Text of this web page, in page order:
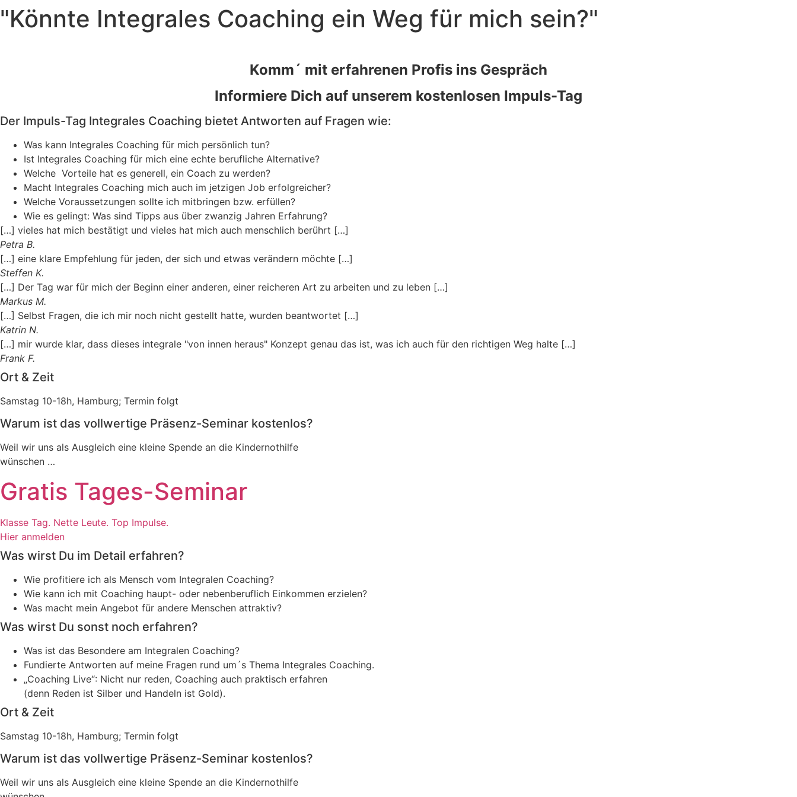
"Könnte Integrales Coaching ein Weg für mich sein?"
Komm´ mit erfahrenen Profis ins Gespräch
Informiere Dich auf unserem kostenlosen Impuls-Tag
Der Impuls-Tag Integrales Coaching bietet Antworten auf Fragen wie:
Was kann Integrales Coaching für mich persönlich tun?
Ist Integrales Coaching für mich eine echte berufliche Alternative?
Welche Vorteile hat es generell, ein Coach zu werden?
Macht Integrales Coaching mich auch im jetzigen Job erfolgreicher?
Welche Voraussetzungen sollte ich mitbringen bzw. erfüllen?
Wie es gelingt: Was sind Tipps aus über zwanzig Jahren Erfahrung?
[…] vieles hat mich bestätigt und vieles hat mich auch menschlich berührt […]
Petra B.
[…] eine klare Empfehlung für jeden, der sich und etwas verändern möchte […]
Steffen K.
[…] Der Tag war für mich der Beginn einer anderen, einer reicheren Art zu arbeiten und zu leben […]
Markus M.
[…] Selbst Fragen, die ich mir noch nicht gestellt hatte, wurden beantwortet […]
Katrin N.
[…] mir wurde klar, dass dieses integrale "von innen heraus" Konzept genau das ist, was ich auch für den richtigen Weg halte […]
Frank F.
Ort & Zeit
Samstag 10-18h, Hamburg; Termin folgt
Warum ist das vollwertige Präsenz-Seminar kostenlos?
Weil wir uns als Ausgleich eine kleine Spende an die Kindernothilfe
wünschen …
Gratis Tages-Seminar
Klasse Tag. Nette Leute. Top Impulse.
Hier anmelden
Was wirst Du im Detail erfahren?
Wie profitiere ich als Mensch vom Integralen Coaching?
Wie kann ich mit Coaching haupt- oder nebenberuflich Einkommen erzielen?
Was macht mein Angebot für andere Menschen attraktiv?
Was wirst Du sonst noch erfahren?
Was ist das Besondere am Integralen Coaching?
Fundierte Antworten auf meine Fragen rund um´s Thema Integrales Coaching.
„Coaching Live“: Nicht nur reden, Coaching auch praktisch erfahren
(denn Reden ist Silber und Handeln ist Gold).
Ort & Zeit
Samstag 10-18h, Hamburg; Termin folgt
Warum ist das vollwertige Präsenz-Seminar kostenlos?
Weil wir uns als Ausgleich eine kleine Spende an die Kindernothilfe